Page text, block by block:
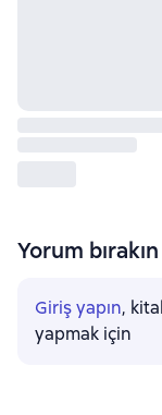
Yorum bırakın
Giriş yapın,
yapmak için